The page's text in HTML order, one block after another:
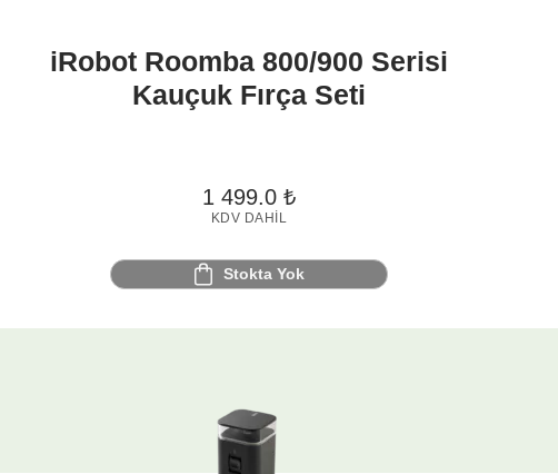
iRobot Roomba 800/900 Serisi
Kauçuk Fırça Seti
1 499.0 ₺
KDV DAHIL
Stokta Yok